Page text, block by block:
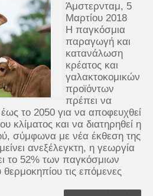
Άμστερνταμ, 5
Μαρτίου 2018
Η παγκόσμια
παραγωγή και
κατανάλωση
κρέατος και
γαλακτοκομικών
προϊόντων
πρέπει να
το 2050 για να αποφευχθεί
κλίματος και να διατηρηθεί η
σύμφωνα με νέα έκθεση της
ανεξέλεγκτη, η γεωργία
το 52% των παγκόσμιων
τις επόμενες